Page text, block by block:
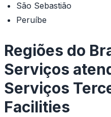
São Sebastião
Peruíbe
Regiões do
Serviços
Serviços
Facilities